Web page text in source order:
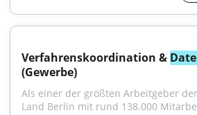
Verfahrenskoordination &
(Gewerbe)
Als einer der größten Arbeitgeber
Land Berlin mit rund 138.000